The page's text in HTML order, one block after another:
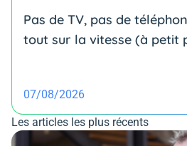
Pas de TV, pas de
tout sur la vitesse (à petit
07/08/2026
Les articles les plus récents